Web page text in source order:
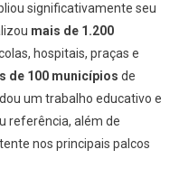
significativamente seu
mais de 1.200
hospitais, praças e
de 100 municípios de
um trabalho educativo e
referência, além de
nos principais palcos